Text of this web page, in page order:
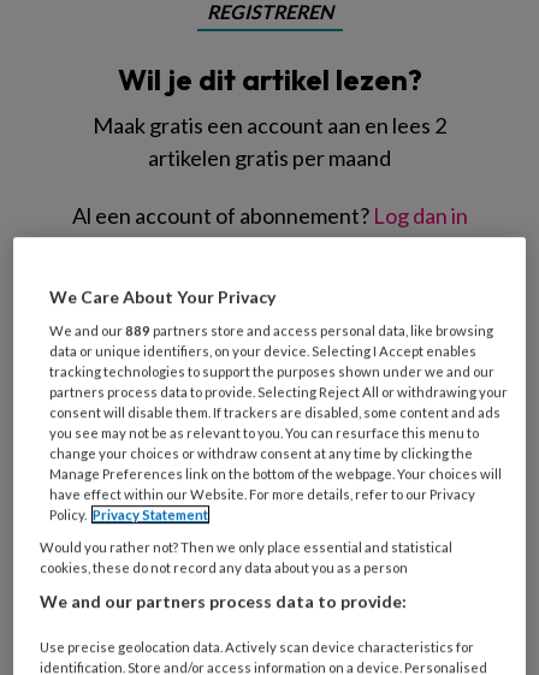
REGISTREREN
Wil je dit artikel lezen?
Maak gratis een account aan en lees 2
artikelen gratis per maand
Al een account of abonnement? Log dan in
Wat
je
e-
mailadres?
* *
Kies
je
wachtwoord* *
Kies
je
functie
Bij
welke
werk
We Care About Your Privacy
We and our889 partners store and access personal data, like browsing
data or unique identifiers, on your device. Selecting I Accept enables
tracking technologies to support the purposes shown under we and our
partners process data to provide. Selecting Reject All or withdrawing your
consent will disable them. If trackers are disabled, some content and ads
you see may not be as relevant to you. You can resurface this menu to
change your choices or withdraw consent at any time by clicking the
Manage Preferences link on the bottom of the webpage. Your choices will
have effect within our Website. For more details, refer to our Privacy
Policy. Privacy Statement
Would you rather not? Then we only place essential and statistical
cookies, these do not record any data about you as a person
We and our partners process data to provide:
Use precise geolocation data. Actively scan device characteristics for
identification. Store and/or access information on a device. Personalised